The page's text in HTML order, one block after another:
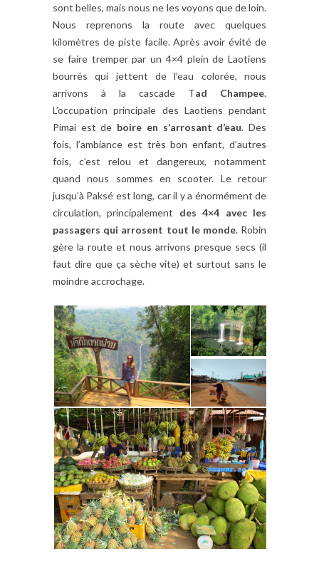
sont belles, mais nous ne les voyons que de loin.
Nous reprenons la route avec quelques
kilomètres de piste facile. Après avoir évité de
se faire tremper par un 4×4 plein de Laotiens
bourrés qui jettent de l’eau colorée, nous
arrivons à la cascade Tad Champee.
L’occupation principale des Laotiens pendant
Pimai est de boire en s’arrosant d’eau. Des
fois, l’ambiance est très bon enfant, d’autres
fois, c’est relou et dangereux, notamment
quand nous sommes en scooter. Le retour
jusqu’à Paksé est long, car il y a énormément de
circulation, principalement des 4×4 avec les
passagers qui arrosent tout le monde. Robin
gère la route et nous arrivons presque secs (il
faut dire que ça sèche vite) et surtout sans le
moindre accrochage.